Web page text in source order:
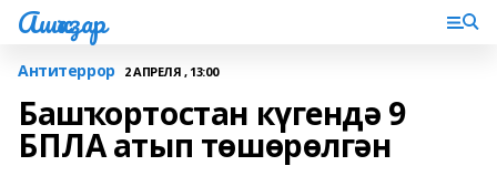
Ашҡаҙар
Антитеррор 2 АПРЕЛЯ , 13:00
Башҡортостан күгендә 9
БПЛА атып төшөрөлгән